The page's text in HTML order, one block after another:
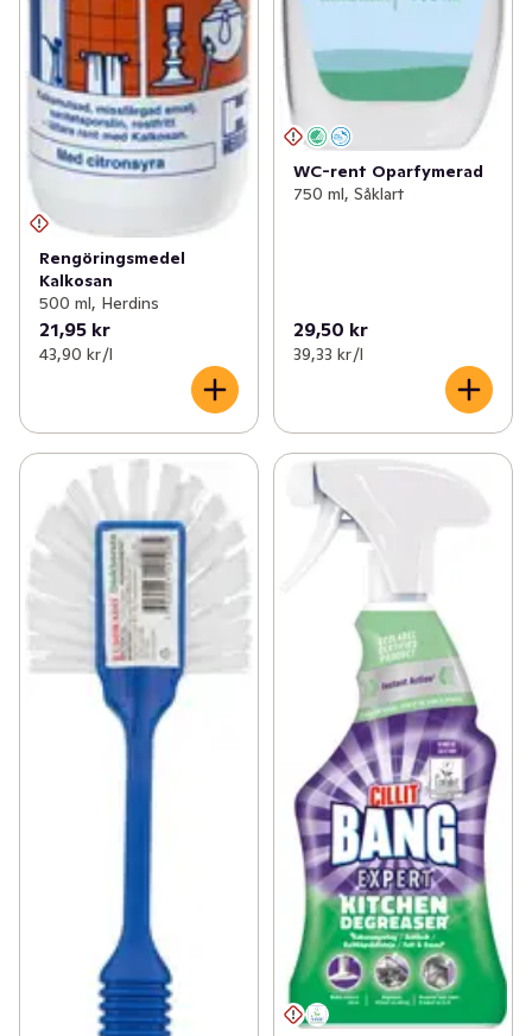
Rengöringsmedel
Kalkosan
500 ml, Herdins
21,95 kr
43,90 kr /l
WC-rent Oparfymerad
750 ml, Såklart
29,50 kr
39,33 kr /l